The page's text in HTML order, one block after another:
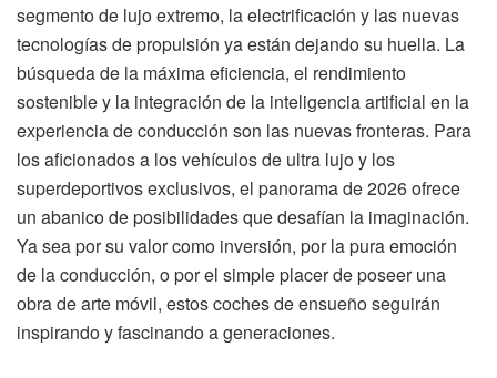
segmento de lujo extremo, la electrificación y las nuevas
tecnologías de propulsión ya están dejando su huella. La
búsqueda de la máxima eficiencia, el rendimiento
sostenible y la integración de la inteligencia artificial en la
experiencia de conducción son las nuevas fronteras. Para
los aficionados a los vehículos de ultra lujo y los
superdeportivos exclusivos, el panorama de 2026 ofrece
un abanico de posibilidades que desafían la imaginación.
Ya sea por su valor como inversión, por la pura emoción
de la conducción, o por el simple placer de poseer una
obra de arte móvil, estos coches de ensueño seguirán
inspirando y fascinando a generaciones.